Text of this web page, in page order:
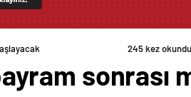
245 kez okundu
sonrası